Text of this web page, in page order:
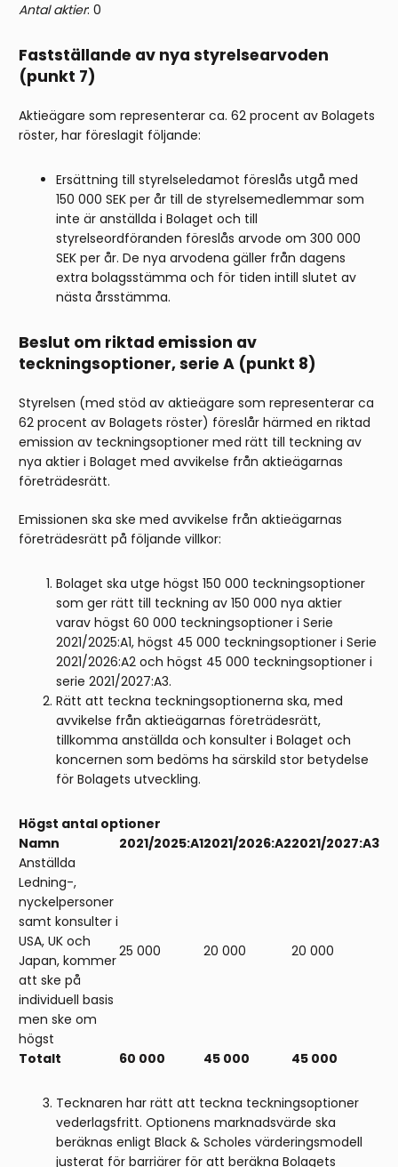
Antal aktier: 0
Fastställande av nya styrelsearvoden
(punkt 7)
Aktieägare som representerar ca. 62 procent av Bolagets
röster, har föreslagit följande:
Ersättning till styrelseledamot föreslås utgå med
150 000 SEK per år till de styrelsemedlemmar som
inte är anställda i Bolaget och till
styrelseordföranden föreslås arvode om 300 000
SEK per år. De nya arvodena gäller från dagens
extra bolagsstämma och för tiden intill slutet av
nästa årsstämma.
Beslut om riktad emission av
teckningsoptioner, serie A (punkt 8)
Styrelsen (med stöd av aktieägare som representerar ca
62 procent av Bolagets röster) föreslår härmed en riktad
emission av teckningsoptioner med rätt till teckning av
nya aktier i Bolaget med avvikelse från aktieägarnas
företrädesrätt.
Emissionen ska ske med avvikelse från aktieägarnas
företrädesrätt på följande villkor:
Bolaget ska utge högst 150 000 teckningsoptioner
som ger rätt till teckning av 150 000 nya aktier
varav högst 60 000 teckningsoptioner i Serie
2021/2025:A1, högst 45 000 teckningsoptioner i Serie
2021/2026:A2 och högst 45 000 teckningsoptioner i
serie 2021/2027:A3.
Rätt att teckna teckningsoptionerna ska, med
avvikelse från aktieägarnas företrädesrätt,
tillkomma anställda och konsulter i Bolaget och
koncernen som bedöms ha särskild stor betydelse
för Bolagets utveckling.
Högst antal optioner
Namn
2021/2025:A12021/2026:A22021/2027:A3
Anställda
Ledning-,
nyckelpersoner
samt konsulter i
USA, UK och
Japan, kommer
att ske på
individuell basis
men ske om
högst
25 000 20 000 20 000
Totalt 60 000 45 000 45 000
Tecknaren har rätt att teckna teckningsoptioner
vederlagsfritt. Optionens marknadsvärde ska
beräknas enligt Black & Scholes värderingsmodell
justerat för barriärer för att beräkna Bolagets